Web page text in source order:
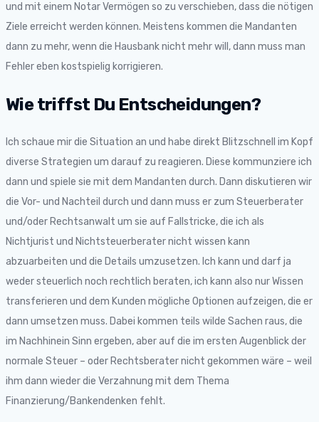
und mit einem Notar Vermögen so zu verschieben, dass die nötigen
Ziele erreicht werden können. Meistens kommen die Mandanten
dann zu mehr, wenn die Hausbank nicht mehr will, dann muss man
Fehler eben kostspielig korrigieren.
Wie triffst Du Entscheidungen?
Ich schaue mir die Situation an und habe direkt Blitzschnell im Kopf
diverse Strategien um darauf zu reagieren. Diese kommunziere ich
dann und spiele sie mit dem Mandanten durch. Dann diskutieren wir
die Vor- und Nachteil durch und dann muss er zum Steuerberater
und/oder Rechtsanwalt um sie auf Fallstricke, die ich als
Nichtjurist und Nichtsteuerberater nicht wissen kann
abzuarbeiten und die Details umzusetzen. Ich kann und darf ja
weder steuerlich noch rechtlich beraten, ich kann also nur Wissen
transferieren und dem Kunden mögliche Optionen aufzeigen, die er
dann umsetzen muss. Dabei kommen teils wilde Sachen raus, die
im Nachhinein Sinn ergeben, aber auf die im ersten Augenblick der
normale Steuer – oder Rechtsberater nicht gekommen wäre – weil
ihm dann wieder die Verzahnung mit dem Thema
Finanzierung/Bankendenken fehlt.